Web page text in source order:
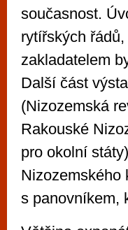
současnost.
rytířských
zakladatelem
Další část
(Nizozemská
Rakouské
pro okolní
Nizozemského
s panovníkem,